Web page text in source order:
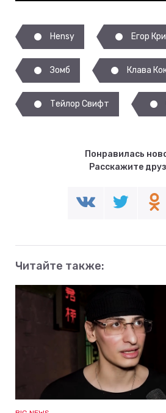
Hensy Егор
Зомб Клава
Тейлор Свифт
Понравилась
Расскажите
Читайте также: